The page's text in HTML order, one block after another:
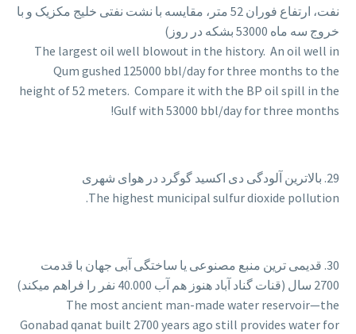
نفت، ارتفاع فوران 52 متر، مقایسه با نشت نفتی خلیج مکزیک و با
خروج سه ماه 53000 بشکه در روز)
The largest oil well blowout in the history. An oil well in
Qum gushed 125000 bbl/day for three months to the
height of 52 meters. Compare it with the BP oil spill in the
Gulf with 53000 bbl/day for three months!
29. بالاترین آلودگی دی اکسید گوگرد در هوای شهری
The highest municipal sulfur dioxide pollution.
30. قدیمی ترین منبع مصنوعی یا ساختگی آبی جهان با قدمت
2700 سال (قنات گناد آباد هنوز هم آب 40.000 نفر را فراهم میکند)
The most ancient man-made water reservoir—the
Gonabad qanat built 2700 years ago still provides water for